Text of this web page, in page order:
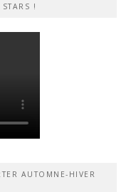
!
AUTOMNE-HIVER